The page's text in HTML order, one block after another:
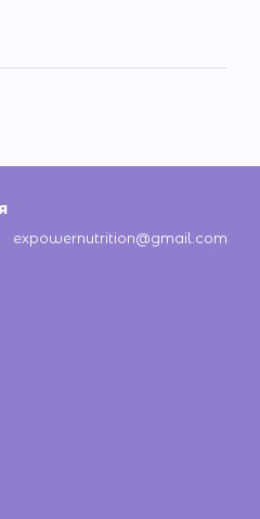
expowernutrition@gmail.com